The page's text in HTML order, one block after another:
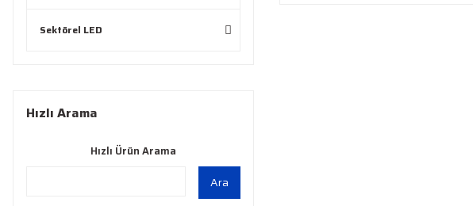
Sektörel LED
Hızlı Arama
Hızlı Ürün Arama
Ara